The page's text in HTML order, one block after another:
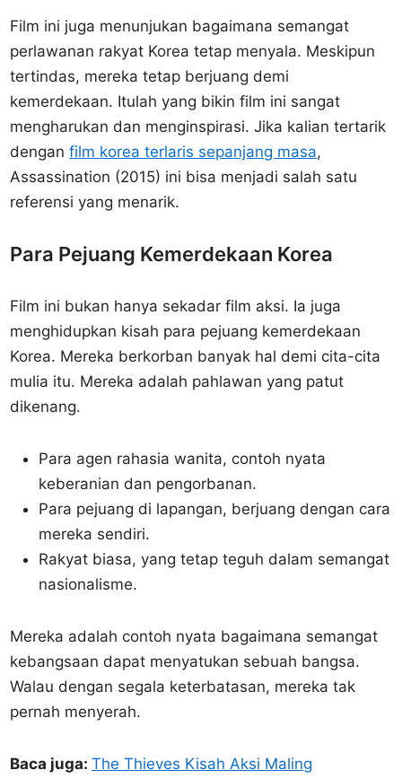
Film ini juga menunjukan bagaimana semangat
perlawanan rakyat Korea tetap menyala. Meskipun
tertindas, mereka tetap berjuang demi
kemerdekaan. Itulah yang bikin film ini sangat
mengharukan dan menginspirasi. Jika kalian tertarik
denganfilm korea terlaris sepanjang masa,
Assassination (2015) ini bisa menjadi salah satu
referensi yang menarik.
Para Pejuang Kemerdekaan Korea
Film ini bukan hanya sekadar film aksi. Ia juga
menghidupkan kisah para pejuang kemerdekaan
Korea. Mereka berkorban banyak hal demi cita-cita
mulia itu. Mereka adalah pahlawan yang patut
dikenang.
Para agen rahasia wanita, contoh nyata
keberanian dan pengorbanan.
Para pejuang di lapangan, berjuang dengan cara
mereka sendiri.
Rakyat biasa, yang tetap teguh dalam semangat
nasionalisme.
Mereka adalah contoh nyata bagaimana semangat
kebangsaan dapat menyatukan sebuah bangsa.
Walau dengan segala keterbatasan, mereka tak
pernah menyerah.
Baca juga:The Thieves Kisah Aksi Maling